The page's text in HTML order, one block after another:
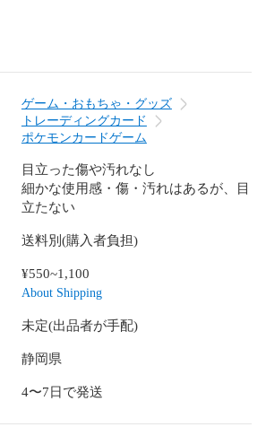
ゲーム・おもちゃ・グッズ
トレーディングカード
ポケモンカードゲーム
目立った傷や汚れなし
細かな使用感・傷・汚れはあるが、目
立たない
送料別(購入者負担)
¥550~1,100
About Shipping
未定(出品者が手配)
静岡県
4〜7日で発送